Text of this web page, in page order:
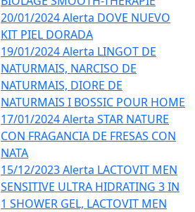
20/01/2024 Alerta DOVE NUEVO
KIT PIEL DORADA
19/01/2024 Alerta LINGOT DE
NATURMAIS, NARCISO DE
NATURMAIS, DIORE DE
NATURMAIS I BOSSIC POUR HOME
17/01/2024 Alerta STAR NATURE
CON FRAGANCIA DE FRESAS CON
NATA
15/12/2023 Alerta LACTOVIT MEN
SENSITIVE ULTRA HIDRATING 3 IN
1 SHOWER GEL, LACTOVIT MEN